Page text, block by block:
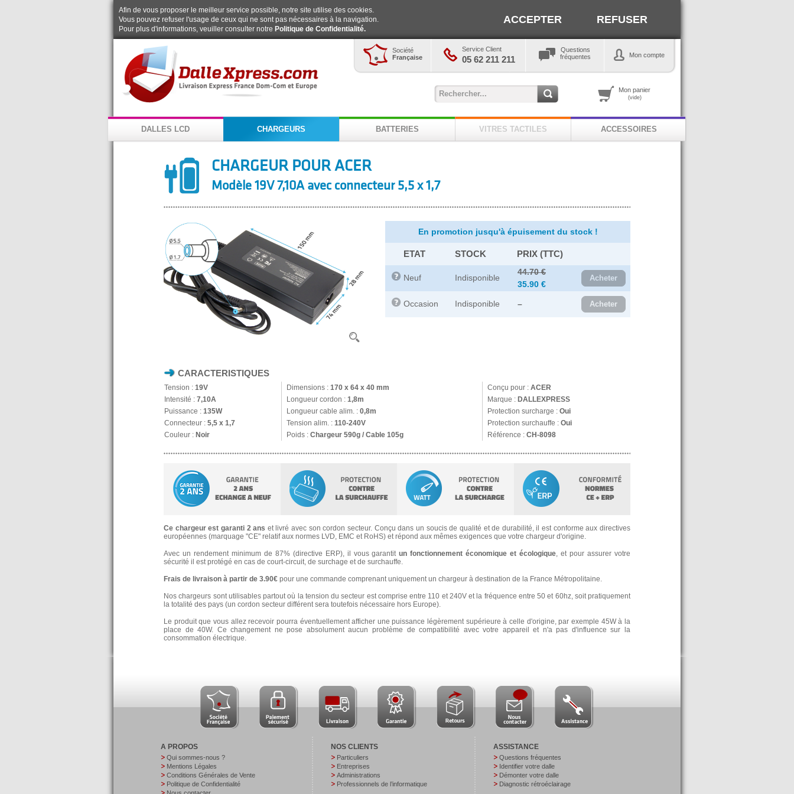
Afin de vous proposer le meilleur service possible, notre site utilise des cookies.
Vous pouvez refuser l'usage de ceux qui ne sont pas nécessaires à la navigation.
Pour plus d'informations, veuiller consulter notre Politique de Confidentialité.
ACCEPTER REFUSER
Société
Française
Service Client
05 62 211 211
Questions
fréquentes
Mon compte
Mon panier
(vide)
DALLES LCD CHARGEURS BATTERIES VITRES TACTILES ACCESSOIRES
CHARGEUR POUR ACER
Modèle 19V 7,10A avec connecteur 5,5 x 1,7
En promotion jusqu'à épuisement du stock !
ETAT STOCK PRIX (TTC)
Neuf Indisponible
44.70 €
35.90 €
Acheter
Occasion Indisponible – Acheter
CARACTERISTIQUES
Tension : 19V Dimensions : 170 x 64 x 40 mm Conçu pour : ACER
Intensité : 7,10A Longueur cordon : 1,8m Marque : DALLEXPRESS
Puissance : 135W Longueur cable alim. : 0,8m Protection surcharge : Oui
Connecteur : 5,5 x 1,7 Tension alim. : 110-240V Protection surchauffe : Oui
Couleur : Noir Poids : Chargeur 590g / Cable 105g Référence : CH-8098
Ce chargeur est garanti 2 ans et livré avec son cordon secteur. Conçu dans un soucis de qualité et de durabilité, il est conforme aux directives
européennes (marquage "CE" relatif aux normes LVD, EMC et RoHS) et répond aux mêmes exigences que votre chargeur d'origine.
Avec un rendement minimum de 87% (directive ERP), il vous garantitun fonctionnement économique et écologique, et pour assurer votre
sécurité il est protégé en cas de court-circuit, de surchage et de surchauffe.
Frais de livraison à partir de 3.90€ pour une commande comprenant uniquement un chargeur à destination de la France Métropolitaine.
Nos chargeurs sont utilisables partout où la tension du secteur est comprise entre 110 et 240V et la fréquence entre 50 et 60hz, soit pratiquement
la totalité des pays (un cordon secteur différent sera toutefois nécessaire hors Europe).
Le produit que vous allez recevoir pourra éventuellement afficher une puissance légèrement supérieure à celle d'origine, par exemple 45W à la
place de 40W. Ce changement ne pose absolument aucun problème de compatibilité avec votre appareil et n'a pas d'influence sur la
consommation électrique.
A PROPOS
Qui sommes-nous ?
Mentions Légales
Conditions Générales de Vente
Politique de Confidentialité
NOS CLIENTS
Particuliers
Entreprises
Administrations
Professionnels de l’informatique
ASSISTANCE
Questions fréquentes
Identifier votre dalle
Démonter votre dalle
Diagnostic rétroéclairage